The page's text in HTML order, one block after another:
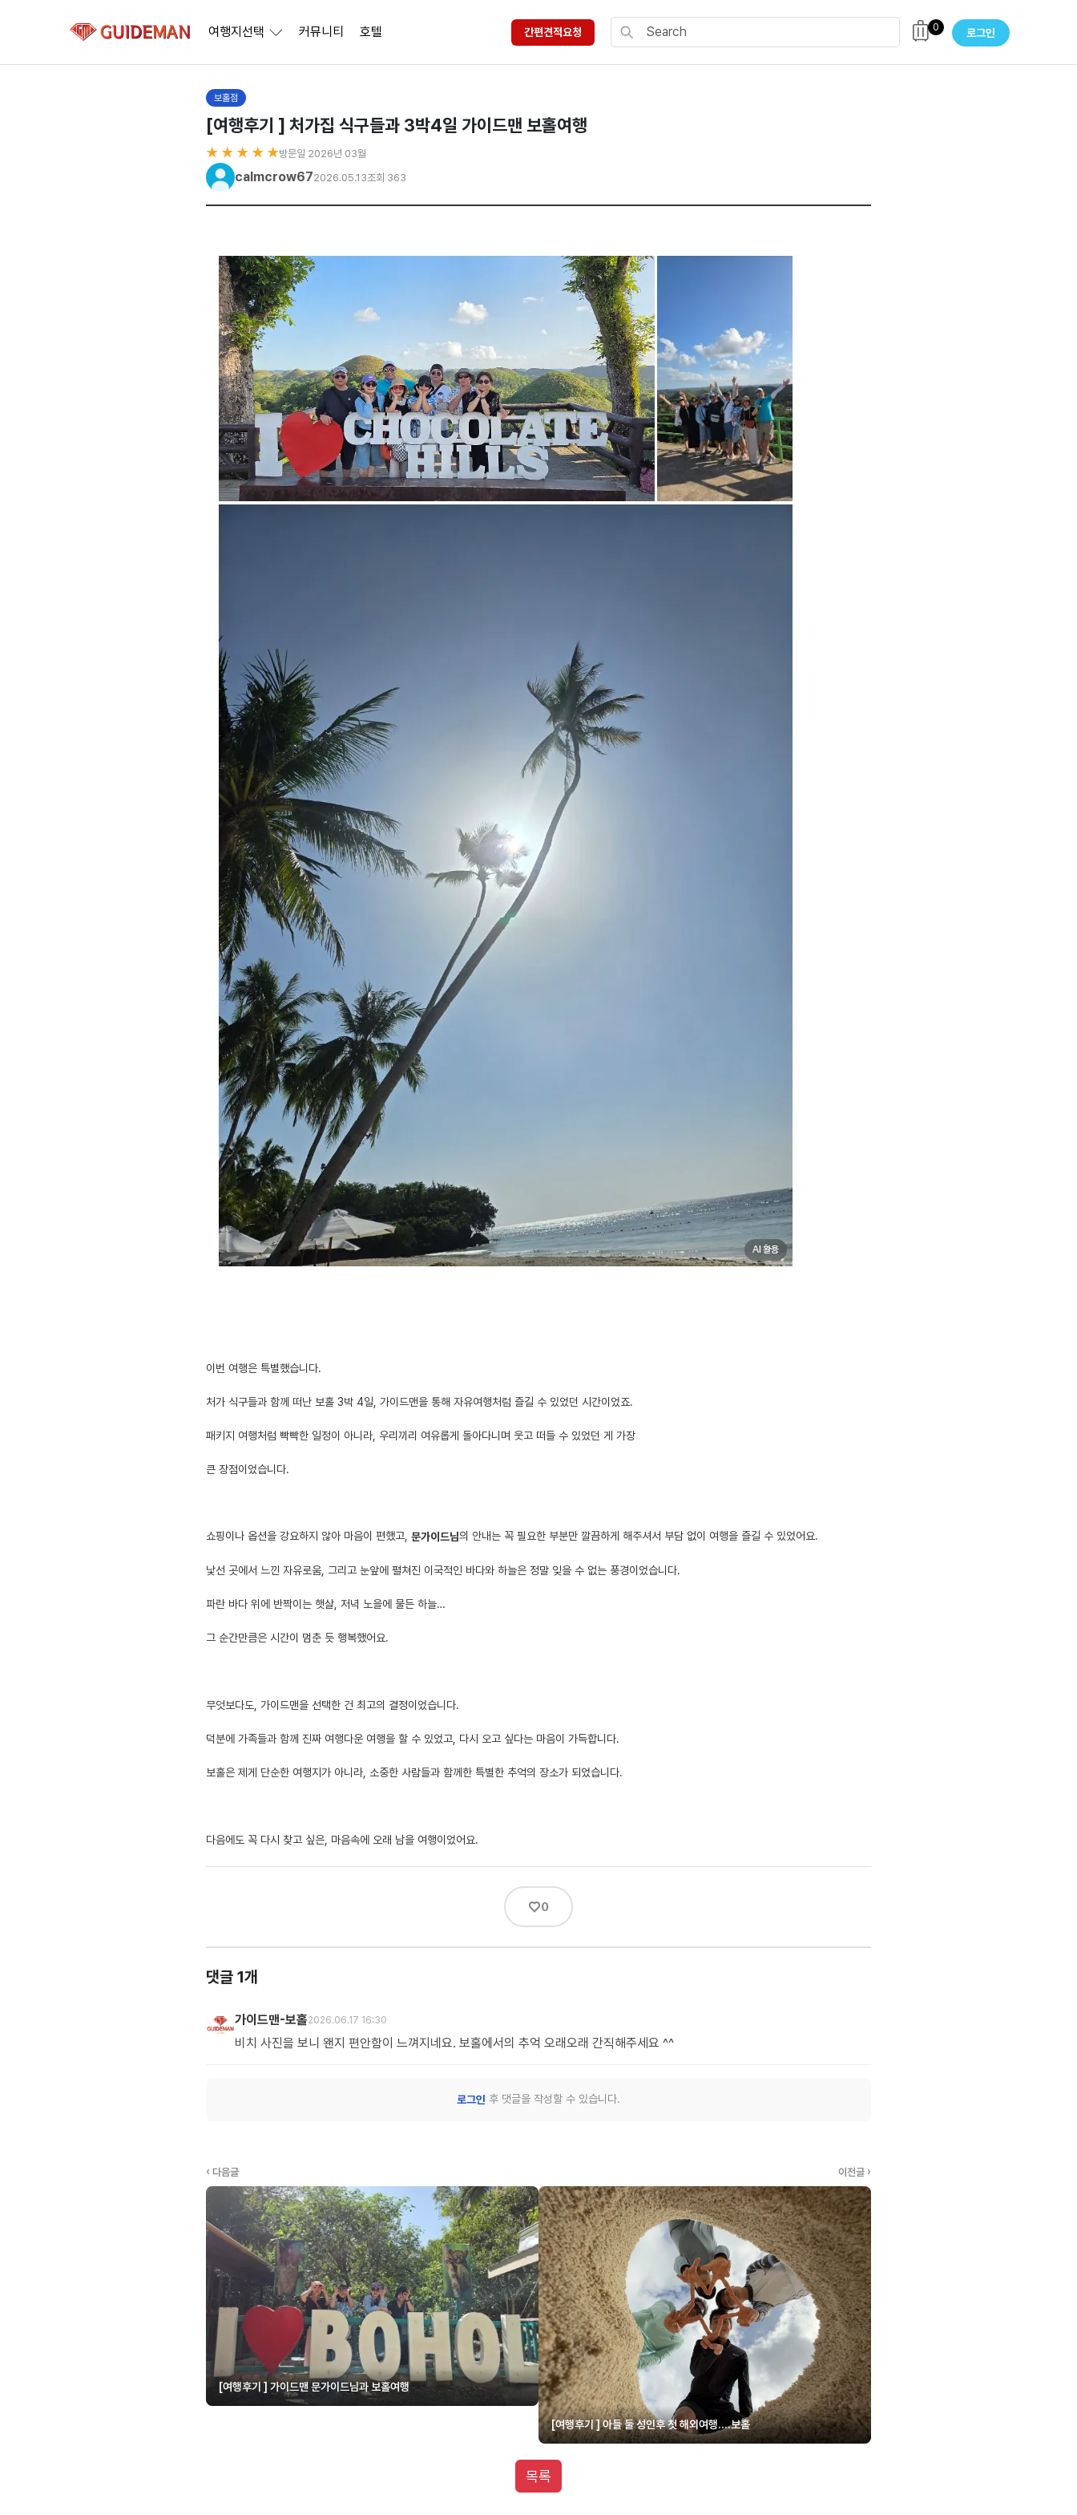
여행지선택 커뮤니티 호텔 간편견적요청 0 로그인
보홀점
[여행후기 ] 처가집 식구들과 3박4일 가이드맨 보홀여행
★ ★ ★ ★ ★방문일 2026년 03월
calmcrow672026.05.13조회 363
이번 여행은 특별했습니다.
처가 식구들과 함께 떠난 보홀 3박 4일, 가이드맨을 통해 자유여행처럼 즐길 수 있었던 시간이었죠.
패키지 여행처럼 빡빡한 일정이 아니라, 우리끼리 여유롭게 돌아다니며 웃고 떠들 수 있었던 게 가장
큰 장점이었습니다.
쇼핑이나 옵션을 강요하지 않아 마음이 편했고, 문가이드님의 안내는 꼭 필요한 부분만 깔끔하게 해주셔서 부담 없이 여행을 즐길 수 있었어요.
낯선 곳에서 느낀 자유로움, 그리고 눈앞에 펼쳐진 이국적인 바다와 하늘은 정말 잊을 수 없는 풍경이었습니다.
파란 바다 위에 반짝이는 햇살, 저녁 노을에 물든 하늘…
그 순간만큼은 시간이 멈춘 듯 행복했어요.
무엇보다도, 가이드맨을 선택한 건 최고의 결정이었습니다.
덕분에 가족들과 함께 진짜 여행다운 여행을 할 수 있었고, 다시 오고 싶다는 마음이 가득합니다.
보홀은 제게 단순한 여행지가 아니라, 소중한 사람들과 함께한 특별한 추억의 장소가 되었습니다.
다음에도 꼭 다시 찾고 싶은, 마음속에 오래 남을 여행이었어요.
♡0
댓글 1개
가이드맨-보홀2026.06.17 16:30
비치 사진을 보니 왠지 편안함이 느껴지네요. 보홀에서의 추억 오래오래 간직해주세요 ^^
로그인 후 댓글을 작성할 수 있습니다.
‹ 다음글
[여행후기 ] 가이드맨 문가이드님과 보홀여행
이전글 ›
[여행후기 ] 아들 둘 성인후 첫 해외여행....보홀
목록